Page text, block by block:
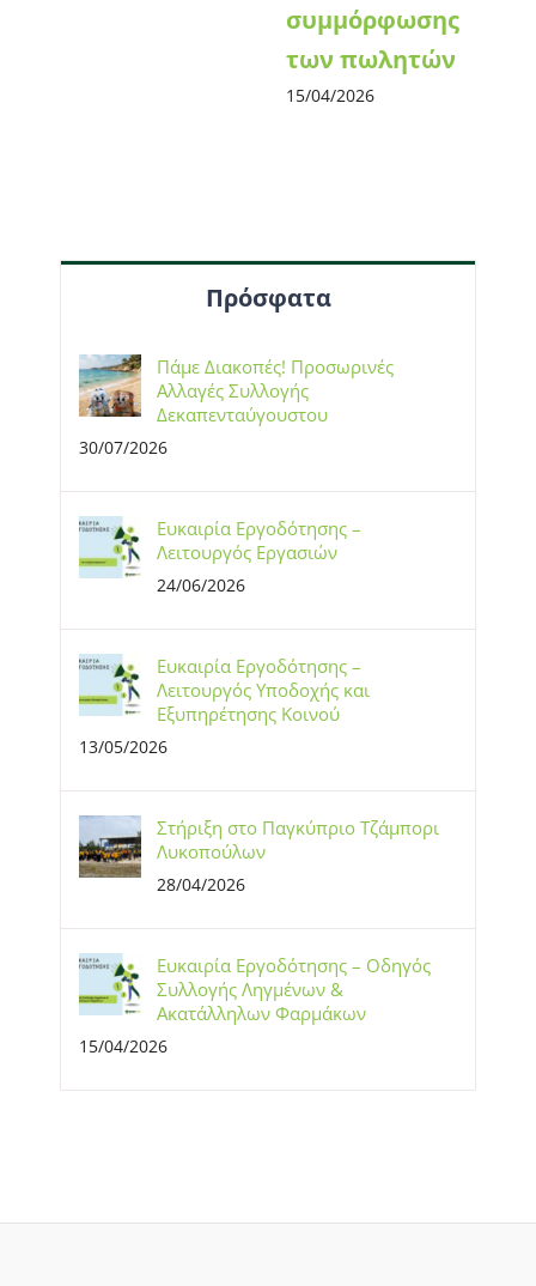
συμμόρφωσης
των πωλητών
15/04/2026
Πρόσφατα
Πάμε Διακοπές! Προσωρινές
Αλλαγές Συλλογής
Δεκαπενταύγουστου
30/07/2026
Ευκαιρία Εργοδότησης –
Λειτουργός Εργασιών
24/06/2026
Ευκαιρία Εργοδότησης –
Λειτουργός Υποδοχής και
Εξυπηρέτησης Κοινού
13/05/2026
Στήριξη στο Παγκύπριο Τζάμπορι
Λυκοπούλων
28/04/2026
Ευκαιρία Εργοδότησης – Οδηγός
Συλλογής Ληγμένων &
Ακατάλληλων Φαρμάκων
15/04/2026